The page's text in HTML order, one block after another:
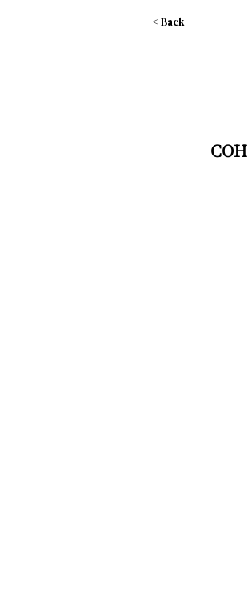
< Back